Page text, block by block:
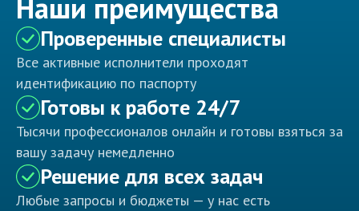
Наши преимущества
Проверенные специалисты
Все активные исполнители проходят
идентификацию по паспорту
Готовы к работе 24/7
Тысячи профессионалов онлайн и готовы взяться за
вашу задачу немедленно
Решение для всех задач
Любые запросы и бюджеты — у нас есть